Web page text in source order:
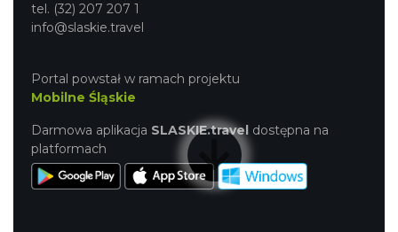
tel. (32) 207 207 1
info@slaskie.travel
Portal powstał w ramach projektu
Mobilne Śląskie
Darmowa aplikacja SLASKIE.travel dostępna na
platformach